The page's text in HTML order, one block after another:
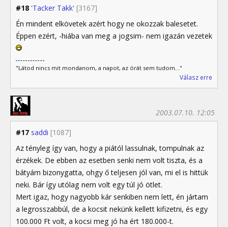
#18 'Tacker Takk' [3167]
Én mindent elkövetek azért hogy ne okozzak balesetet.
Éppen ezért, -hiába van meg a jogsim- nem igazán vezetek
"Látod nincs mit mondanom, a napot, az órát sem tudom..."
Válasz erre
#17 saddi [1087]
2003.07.10. 12:05
Az tényleg így van, hogy a piától lassulnak, tompulnak az
érzékek. De ebben az esetben senki nem volt tiszta, és a
bátyám bizonygatta, ohgy ő teljesen jól van, mi el is hittük
neki. Bár így utólag nem volt egy túl jó ötlet.
Mert igaz, hogy nagyobb kár senkiben nem lett, én jártam
a legrosszabbúl, de a kocsit nekünk kellett kifizetni, és egy
100.000 Ft volt, a kocsi meg jó ha ért 180.000-t.